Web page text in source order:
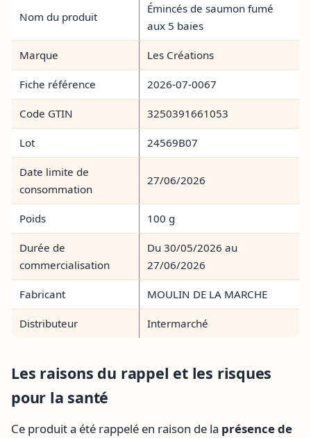
Nom du produit
Émincés de saumon fumé
aux 5 baies
Marque Les Créations
Fiche référence 2026-07-0067
Code GTIN 3250391661053
Lot 24569B07
Date limite de
consommation
27/06/2026
Poids 100 g
Durée de
commercialisation
Du 30/05/2026 au
27/06/2026
Fabricant MOULIN DE LA MARCHE
Distributeur Intermarché
Les raisons du rappel et les risques
pour la santé
Ce produit a été rappelé en raison de la présence de